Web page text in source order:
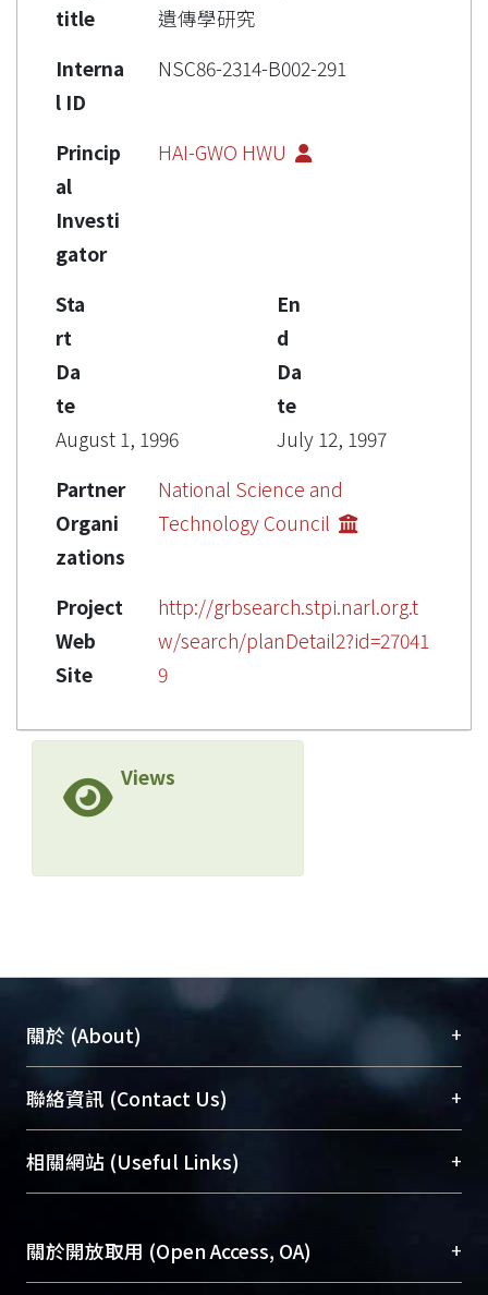
title
遺傳學研究
Interna
l ID
NSC86-2314-B002-291
Princip
al
Investi
gator
HAI-GWO HWU
Sta
rt
Da
te
August 1, 1996
En
d
Da
te
July 12, 1997
Partner
Organi
zations
National Science and
Technology Council
Project
Web
Site
http://grbsearch.stpi.narl.org.t
w/search/planDetail2?id=27041
9
Views
關於 (About) +
臺大位居世界頂尖大學之列，為永久珍藏及向國際
展現本校豐碩的研究成果及學術能量，圖書館整合
機構典藏（NTUR）與學術庫（AH）不同功能平
台，成為臺大學術典藏NTU scholars。期能整合研
成果。
To permanently archive and promote researcher
聯絡資訊 (Contact Us) +
總館學科館員(Main Library)
醫學圖書館學科館員(Medical Library)
Sciences Library)
相關網站 (Useful Links) +
關於開放取用 (Open Access, OA) +